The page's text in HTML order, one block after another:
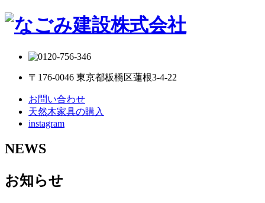
〒176-0046 東京都板橋区蓮根3-4-22
お問い合わせ
天然木家具の購入
instagram
NEWS
お知らせ